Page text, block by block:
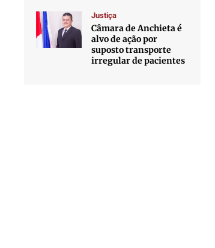
Justiça
Câmara de Anchieta é
alvo de ação por
suposto transporte
irregular de pacientes